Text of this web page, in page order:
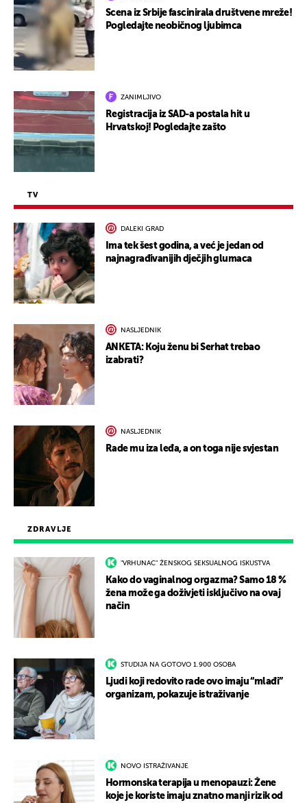
ZDRAVLJE
"VRHUNAC" ŽENSKOG SEKSUALNOG ISKUSTVA
Kako do vaginalnog orgazma? Samo 18 %
žena može ga doživjeti isključivo na ovaj
način
STUDIJA NA GOTOVO 1.900 OSOBA
Ljudi koji redovito rade ovo imaju “mlađi”
organizam, pokazuje istraživanje
NOVO ISTRAŽIVANJE
Hormonska terapija u menopauzi: Žene
koje je koriste imaju znatno manji rizik od
Scena iz Srbije fascinirala društvene mreže!
Pogledajte neobičnog ljubimca
ZANIMLJIVO
Registracija iz SAD-a postala hit u
Hrvatskoj! Pogledajte zašto
TV
DALEKI GRAD
Ima tek šest godina, a već je jedan od
najnagrađivanijih dječjih glumaca
NASLJEDNIK
ANKETA: Koju ženu bi Serhat trebao
izabrati?
NASLJEDNIK
Rade mu iza leđa, a on toga nije svjestan